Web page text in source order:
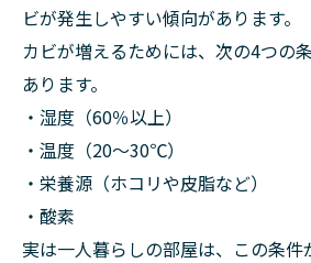
ビが発生しやすい傾向があります。
カビが増えるためには、次の4つの
あります。
・湿度（60％以上）
・温度（20〜30℃）
・栄養源（ホコリや皮脂など）
・酸素
実は一人暮らしの部屋は、この条